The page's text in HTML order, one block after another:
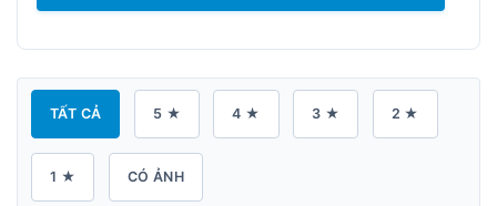
TẤT CẢ 5 ★ 4 ★ 3 ★ 2 ★
1 ★ CÓ ẢNH